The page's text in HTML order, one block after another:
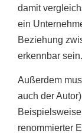
damit
ein
Beziehung
erkennbar sein.
Außerdem
auch der
renommierter